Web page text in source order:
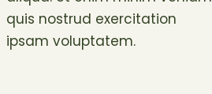
quis nostrud exercitation
ipsam voluptatem.